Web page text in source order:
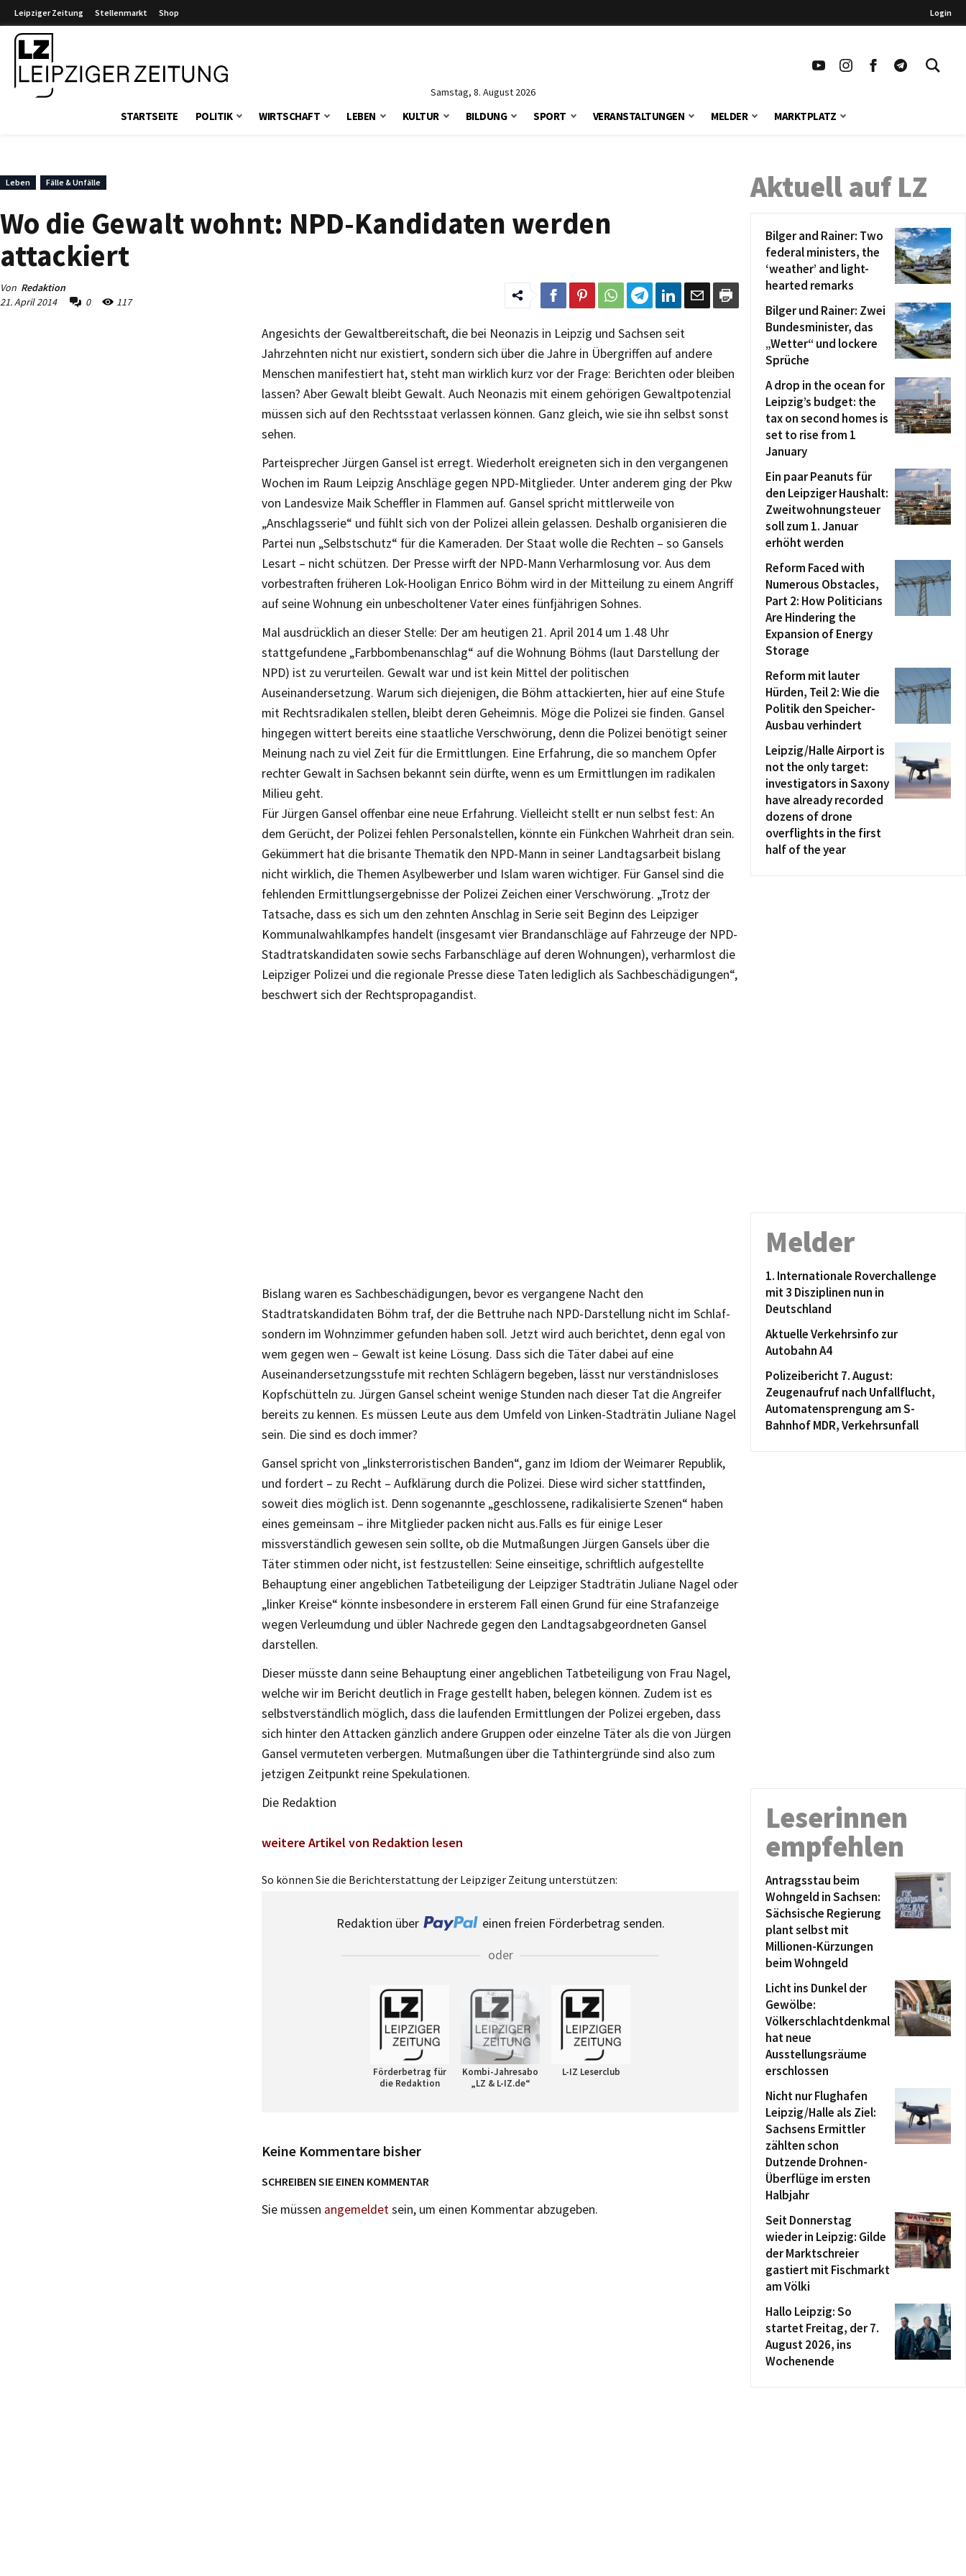
Leipziger Zeitung Stellenmarkt Shop Login
Samstag, 8. August 2026
STARTSEITE POLITIK WIRTSCHAFT LEBEN KULTUR BILDUNG SPORT VERANSTALTUNGEN MELDER MARKTPLATZ
Leben Fälle & Unfälle
Wo die Gewalt wohnt: NPD-Kandidaten werden
attackiert
Von Redaktion
21. April 2014
0 117
Angesichts der Gewaltbereitschaft, die bei Neonazis in Leipzig und Sachsen seit
Jahrzehnten nicht nur existiert, sondern sich über die Jahre in Übergriffen auf andere
Menschen manifestiert hat, steht man wirklich kurz vor der Frage: Berichten oder bleiben
lassen? Aber Gewalt bleibt Gewalt. Auch Neonazis mit einem gehörigen Gewaltpotenzial
müssen sich auf den Rechtsstaat verlassen können. Ganz gleich, wie sie ihn selbst sonst
sehen.
Parteisprecher Jürgen Gansel ist erregt. Wiederholt ereigneten sich in den vergangenen
Wochen im Raum Leipzig Anschläge gegen NPD-Mitglieder. Unter anderem ging der Pkw
von Landesvize Maik Scheffler in Flammen auf. Gansel spricht mittlerweile von
„Anschlagsserie“ und fühlt sich von der Polizei allein gelassen. Deshalb organisieren die
Partei nun „Selbstschutz“ für die Kameraden. Der Staat wolle die Rechten – so Gansels
Lesart – nicht schützen. Der Presse wirft der NPD-Mann Verharmlosung vor. Aus dem
vorbestraften früheren Lok-Hooligan Enrico Böhm wird in der Mitteilung zu einem Angriff
auf seine Wohnung ein unbescholtener Vater eines fünfjährigen Sohnes.
Mal ausdrücklich an dieser Stelle: Der am heutigen 21. April 2014 um 1.48 Uhr
stattgefundene „Farbbombenanschlag“ auf die Wohnung Böhms (laut Darstellung der
NPD) ist zu verurteilen. Gewalt war und ist kein Mittel der politischen
Auseinandersetzung. Warum sich diejenigen, die Böhm attackierten, hier auf eine Stufe
mit Rechtsradikalen stellen, bleibt deren Geheimnis. Möge die Polizei sie finden. Gansel
hingegen wittert bereits eine staatliche Verschwörung, denn die Polizei benötigt seiner
Meinung nach zu viel Zeit für die Ermittlungen. Eine Erfahrung, die so manchem Opfer
rechter Gewalt in Sachsen bekannt sein dürfte, wenn es um Ermittlungen im radikalen
Milieu geht.
Für Jürgen Gansel offenbar eine neue Erfahrung. Vielleicht stellt er nun selbst fest: An
dem Gerücht, der Polizei fehlen Personalstellen, könnte ein Fünkchen Wahrheit dran sein.
Gekümmert hat die brisante Thematik den NPD-Mann in seiner Landtagsarbeit bislang
nicht wirklich, die Themen Asylbewerber und Islam waren wichtiger. Für Gansel sind die
fehlenden Ermittlungsergebnisse der Polizei Zeichen einer Verschwörung. „Trotz der
Tatsache, dass es sich um den zehnten Anschlag in Serie seit Beginn des Leipziger
Kommunalwahlkampfes handelt (insgesamt vier Brandanschläge auf Fahrzeuge der NPD-
Stadtratskandidaten sowie sechs Farbanschläge auf deren Wohnungen), verharmlost die
Leipziger Polizei und die regionale Presse diese Taten lediglich als Sachbeschädigungen“,
beschwert sich der Rechtspropagandist.
Bislang waren es Sachbeschädigungen, bevor es vergangene Nacht den
Stadtratskandidaten Böhm traf, der die Bettruhe nach NPD-Darstellung nicht im Schlaf-
sondern im Wohnzimmer gefunden haben soll. Jetzt wird auch berichtet, denn egal von
wem gegen wen – Gewalt ist keine Lösung. Dass sich die Täter dabei auf eine
Auseinandersetzungsstufe mit rechten Schlägern begeben, lässt nur verständnisloses
Kopfschütteln zu. Jürgen Gansel scheint wenige Stunden nach dieser Tat die Angreifer
bereits zu kennen. Es müssen Leute aus dem Umfeld von Linken-Stadträtin Juliane Nagel
sein. Die sind es doch immer?
Gansel spricht von „linksterroristischen Banden“, ganz im Idiom der Weimarer Republik,
und fordert – zu Recht – Aufklärung durch die Polizei. Diese wird sicher stattfinden,
soweit dies möglich ist. Denn sogenannte „geschlossene, radikalisierte Szenen“ haben
eines gemeinsam – ihre Mitglieder packen nicht aus.Falls es für einige Leser
missverständlich gewesen sein sollte, ob die Mutmaßungen Jürgen Gansels über die
Täter stimmen oder nicht, ist festzustellen: Seine einseitige, schriftlich aufgestellte
Behauptung einer angeblichen Tatbeteiligung der Leipziger Stadträtin Juliane Nagel oder
„linker Kreise“ könnte insbesondere in ersterem Fall einen Grund für eine Strafanzeige
wegen Verleumdung und übler Nachrede gegen den Landtagsabgeordneten Gansel
darstellen.
Dieser müsste dann seine Behauptung einer angeblichen Tatbeteiligung von Frau Nagel,
welche wir im Bericht deutlich in Frage gestellt haben, belegen können. Zudem ist es
selbstverständlich möglich, dass die laufenden Ermittlungen der Polizei ergeben, dass
sich hinter den Attacken gänzlich andere Gruppen oder einzelne Täter als die von Jürgen
Gansel vermuteten verbergen. Mutmaßungen über die Tathintergründe sind also zum
jetzigen Zeitpunkt reine Spekulationen.
Die Redaktion
weitere Artikel von Redaktion lesen
So können Sie die Berichterstattung der Leipziger Zeitung unterstützen:
Redaktion über
einen freien Förderbetrag senden.
oder
Förderbetrag für
die Redaktion
Kombi-Jahresabo
„LZ & L-IZ.de“
L-IZ Leserclub
Keine Kommentare bisher
SCHREIBEN SIE EINEN KOMMENTAR
Sie müssen angemeldetsein, um einen Kommentar abzugeben.
Aktuell auf LZ
Bilger and Rainer: Two
federal ministers, the
‘weather’ and light-
hearted remarks
Bilger und Rainer: Zwei
Bundesminister, das
„Wetter“ und lockere
Sprüche
A drop in the ocean for
Leipzig’s budget: the
tax on second homes is
set to rise from 1
January
Ein paar Peanuts für
den Leipziger Haushalt:
Zweitwohnungsteuer
soll zum 1. Januar
erhöht werden
Reform Faced with
Numerous Obstacles,
Part 2: How Politicians
Are Hindering the
Expansion of Energy
Storage
Reform mit lauter
Hürden, Teil 2: Wie die
Politik den Speicher-
Ausbau verhindert
Leipzig/Halle Airport is
not the only target:
investigators in Saxony
have already recorded
dozens of drone
overflights in the first
half of the year
Melder
1. Internationale Roverchallenge
mit 3 Disziplinen nun in
Deutschland
Aktuelle Verkehrsinfo zur
Autobahn A4
Polizeibericht 7. August:
Zeugenaufruf nach Unfallflucht,
Automatensprengung am S-
Bahnhof MDR, Verkehrsunfall
Leserinnen
empfehlen
Antragsstau beim
Wohngeld in Sachsen:
Sächsische Regierung
plant selbst mit
Millionen-Kürzungen
beim Wohngeld
Licht ins Dunkel der
Gewölbe:
Völkerschlachtdenkmal
hat neue
Ausstellungsräume
erschlossen
Nicht nur Flughafen
Leipzig/Halle als Ziel:
Sachsens Ermittler
zählten schon
Dutzende Drohnen-
Überflüge im ersten
Halbjahr
Seit Donnerstag
wieder in Leipzig: Gilde
der Marktschreier
gastiert mit Fischmarkt
am Völki
Hallo Leipzig: So
startet Freitag, der 7.
August 2026, ins
Wochenende